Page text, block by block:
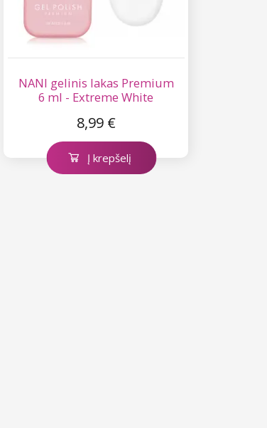
NANI gelinis lakas Premium
6 ml - Extreme White
8,99 €
Į krepšelį